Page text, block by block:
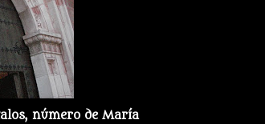
número de María